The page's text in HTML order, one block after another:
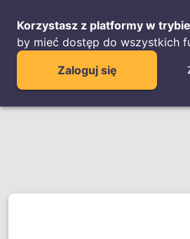
Korzystasz z platformy w
by mieć dostęp do wszystkich
Zaloguj się